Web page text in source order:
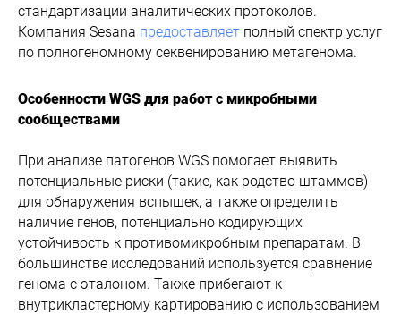
стандартизации аналитических протоколов.
Компания Sesana предоставляет полный спектр услуг
по полногеномному секвенированию метагенома.
Особенности WGS для работ с микробными
сообществами
При анализе патогенов WGS помогает выявить
потенциальные риски (такие, как родство штаммов)
для обнаружения вспышек, а также определить
наличие генов, потенциально кодирующих
устойчивость к противомикробным препаратам. В
большинстве исследований используется сравнение
генома с эталоном. Также прибегают к
внутрикластерному картированию с использованием